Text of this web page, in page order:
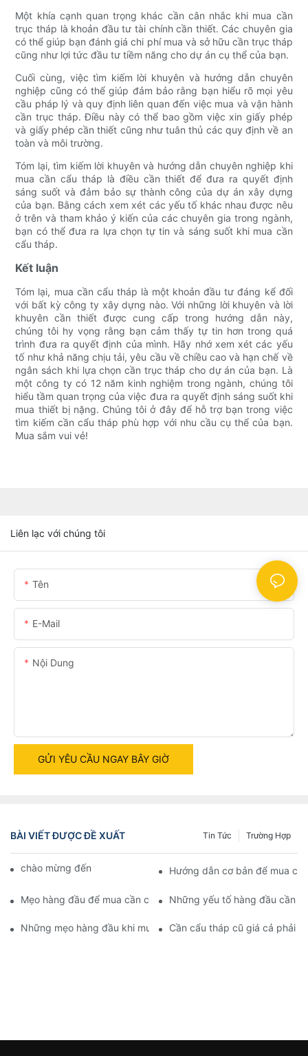
Một khía cạnh quan trọng khác cần cân nhắc khi mua cần
trục tháp là khoản đầu tư tài chính cần thiết. Các chuyên gia
có thể giúp bạn đánh giá chi phí mua và sở hữu cần trục tháp
cũng như lợi tức đầu tư tiềm năng cho dự án cụ thể của bạn.
Cuối cùng, việc tìm kiếm lời khuyên và hướng dẫn chuyên
nghiệp cũng có thể giúp đảm bảo rằng bạn hiểu rõ mọi yêu
cầu pháp lý và quy định liên quan đến việc mua và vận hành
cần trục tháp. Điều này có thể bao gồm việc xin giấy phép
và giấy phép cần thiết cũng như tuân thủ các quy định về an
toàn và môi trường.
Tóm lại, tìm kiếm lời khuyên và hướng dẫn chuyên nghiệp khi
mua cần cẩu tháp là điều cần thiết để đưa ra quyết định
sáng suốt và đảm bảo sự thành công của dự án xây dựng
của bạn. Bằng cách xem xét các yếu tố khác nhau được nêu
ở trên và tham khảo ý kiến ​​của các chuyên gia trong ngành,
bạn có thể đưa ra lựa chọn tự tin và sáng suốt khi mua cần
cẩu tháp.
Kết luận
Tóm lại, mua cần cẩu tháp là một khoản đầu tư đáng kể đối
với bất kỳ công ty xây dựng nào. Với những lời khuyên và lời
khuyên cần thiết được cung cấp trong hướng dẫn này,
chúng tôi hy vọng rằng bạn cảm thấy tự tin hơn trong quá
trình đưa ra quyết định của mình. Hãy nhớ xem xét các yếu
tố như khả năng chịu tải, yêu cầu về chiều cao và hạn chế về
ngân sách khi lựa chọn cần trục tháp cho dự án của bạn. Là
một công ty có 12 năm kinh nghiệm trong ngành, chúng tôi
hiểu tầm quan trọng của việc đưa ra quyết định sáng suốt khi
mua thiết bị nặng. Chúng tôi ở đây để hỗ trợ bạn trong việc
tìm kiếm cần cẩu tháp phù hợp với nhu cầu cụ thể của bạn.
Mua sắm vui vẻ!
Liên lạc với chúng tôi
Tên
E-Mail
Nội Dung
GỬI YÊU CẦU NGAY BÂY GIỜ
BÀI VIẾT ĐƯỢC ĐỀ XUẤT Trường Hợp
Tin Tức
chào mừng đến với cỗ máy thế giớiHướng dẫn cơ bản để mua
Mẹo hàng đầu để mua cần cẩu tháp: Hướng dẫn toàn diện
Những yếu tố hàng đầu cần
Những mẹo hàng đầu khi mua cần cẩu tháp: Những điều bạn
Cần cẩu tháp cũ giá cả phải